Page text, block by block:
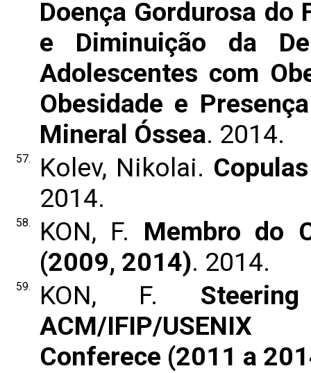
Doença Gordurosa do
e Diminuição da
Adolescentes com
Obesidade e
Mineral Óssea. 2014.
57. Kolev, Nikolai.
2014.
58. KON, F. Membro do
(2009, 2014). 2014.
59. KON, F.
ACM/IFIP/
Conferece (2011 a